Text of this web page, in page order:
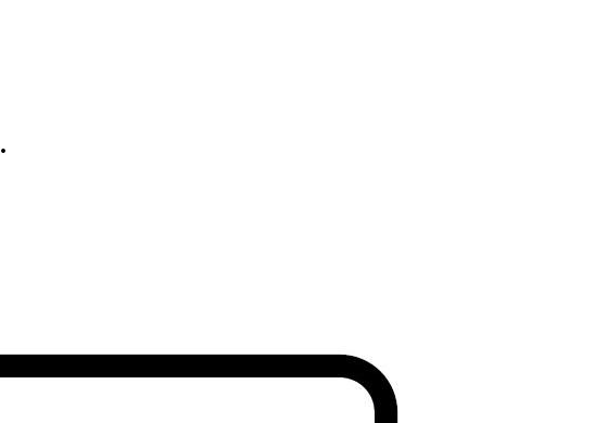
.